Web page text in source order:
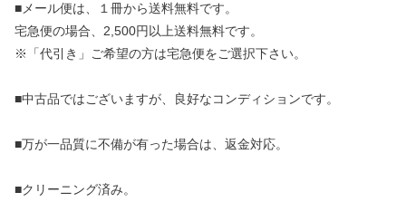
■メール便は、１冊から送料無料です。
宅急便の場合、2,500円以上送料無料です。
※「代引き」ご希望の方は宅急便をご選択下さい。
■中古品ではございますが、良好なコンディションです。
■万が一品質に不備が有った場合は、返金対応。
■クリーニング済み。